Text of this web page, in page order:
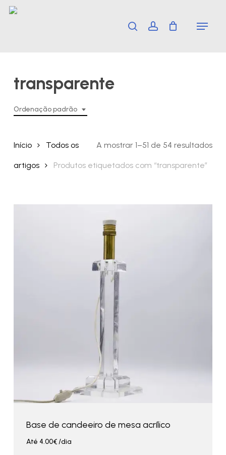
Skip
search account Menu
transparente
Ordenação padrão
A mostrar 1–51 de 54 resultados
Início Todos os
artigos Produtos etiquetados com “transparente”
Base de candeeiro de mesa acrílico
Até 4.00€/dia